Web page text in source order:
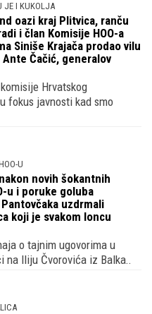
JE I KUKOLJA
oazi kraj Plitvica, ranču
i član Komisije HOO-a
Siniše Krajača prodao vilu
Čačić, generalov
Hrvatskog
fokus javnosti kad smo
U
novih šokantnih
u i poruke goluba
uzdrmali
koji je svakom loncu
o tajnim ugovorima u
na Iliju Čvorovića iz Balka..